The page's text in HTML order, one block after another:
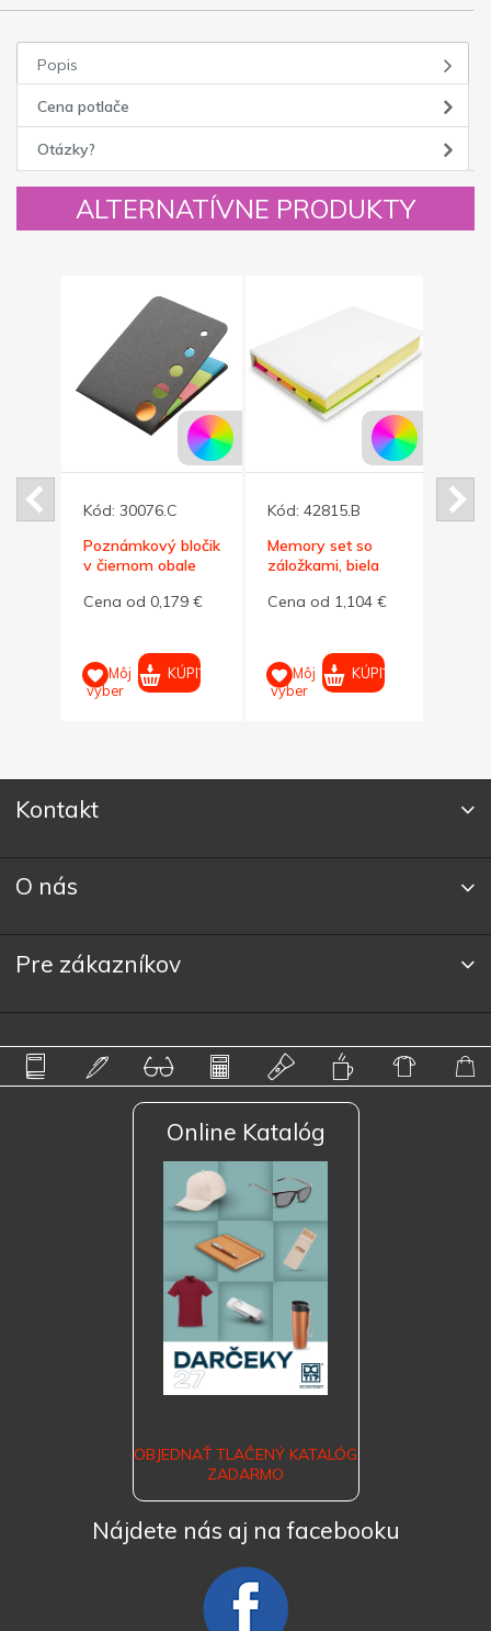
Popis
Cena potlače
Otázky?
ALTERNATÍVNE PRODUKTY
Kód: 30076.C
Poznámkový bločik
v čiernom obale
Cena od 0,179 €
Môj
výber
KÚPIŤ
Kód: 42815.B
Memory set so
záložkami, biela
Cena od 1,104 €
Môj
výber
KÚPIŤ
Kód:
Kontakt
O nás
Pre zákazníkov
Online Katalóg
OBJEDNAŤ TLAČENÝ KATALÓG
ZADARMO
Nájdete nás aj na facebooku